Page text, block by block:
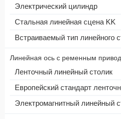
Электрический цилиндр
Стальная линейная сцена KK
Встраиваемый тип линейного
Линейная ось с ременным
Ленточный линейный столик
Европейский стандарт
Электромагнитный линейный